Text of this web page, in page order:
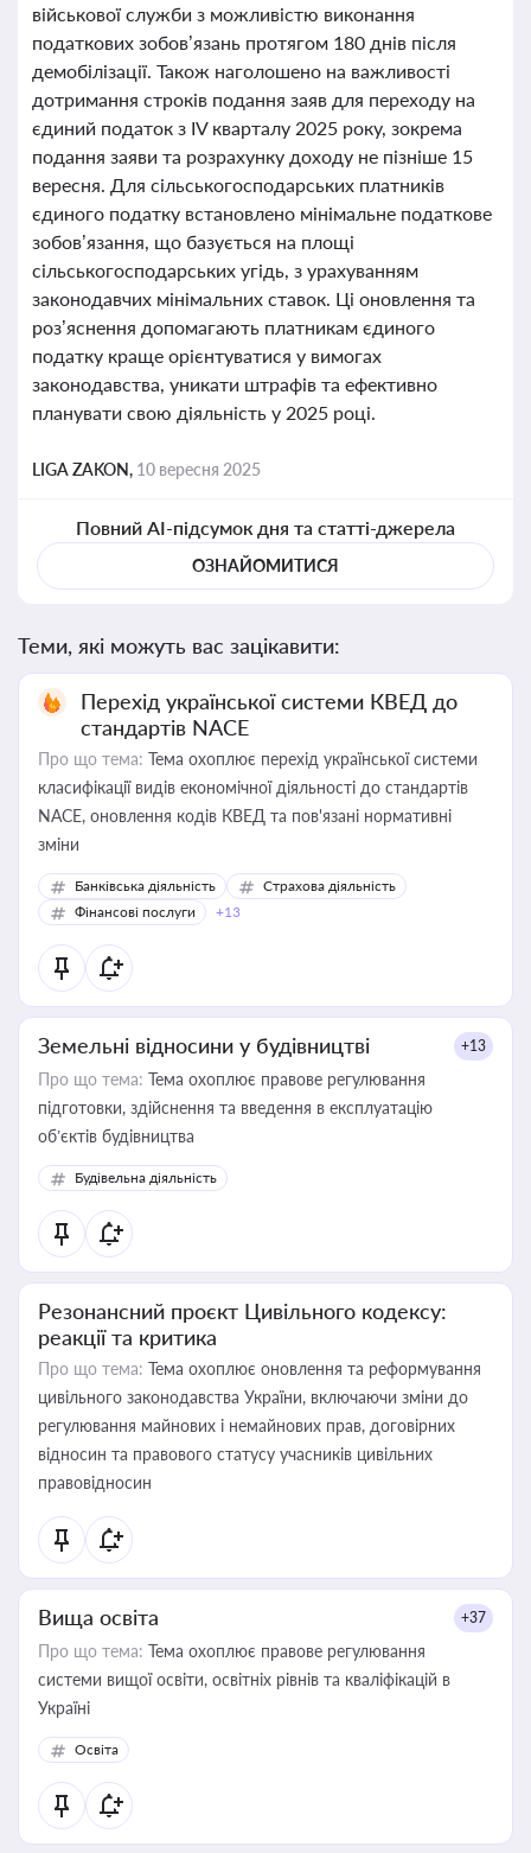
військової служби з можливістю виконання
податкових зобов’язань протягом 180 днів після
демобілізації. Також наголошено на важливості
дотримання строків подання заяв для переходу на
єдиний податок з IV кварталу 2025 року, зокрема
подання заяви та розрахунку доходу не пізніше 15
вересня. Для сільськогосподарських платників
єдиного податку встановлено мінімальне податкове
зобов’язання, що базується на площі
сільськогосподарських угідь, з урахуванням
законодавчих мінімальних ставок. Ці оновлення та
роз’яснення допомагають платникам єдиного
податку краще орієнтуватися у вимогах
законодавства, уникати штрафів та ефективно
планувати свою діяльність у 2025 році.
LIGA ZAKON, 10 вересня 2025
Повний AI-підсумок дня та статті-джерела
ОЗНАЙОМИТИСЯ
Теми, які можуть вас зацікавити:
Перехід української системи КВЕД до
стандартів NACE
Про що тема: Тема охоплює перехід української системи
класифікації видів економічної діяльності до стандартів
NACE, оновлення кодів КВЕД та пов'язані нормативні
зміни
Банківська діяльність
Страхова діяльність
Фінансові послуги
+13
Земельні відносини у будівництві +13
Про що тема: Тема охоплює правове регулювання
підготовки, здійснення та введення в експлуатацію
об’єктів будівництва
Будівельна діяльність
Резонансний проєкт Цивільного кодексу:
реакції та критика
Про що тема: Тема охоплює оновлення та реформування
цивільного законодавства України, включаючи зміни до
регулювання майнових і немайнових прав, договірних
відносин та правового статусу учасників цивільних
правовідносин
Вища освіта +37
Про що тема: Тема охоплює правове регулювання
системи вищої освіти, освітніх рівнів та кваліфікацій в
Україні
Освіта